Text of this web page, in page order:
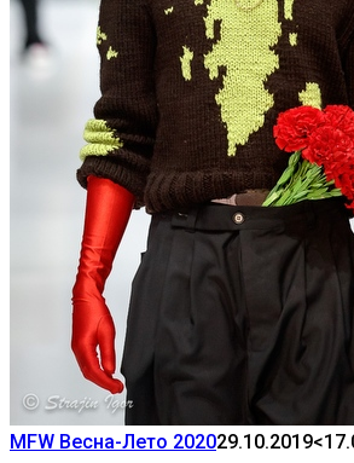
MFW Весна-Лето 202029.10.2019